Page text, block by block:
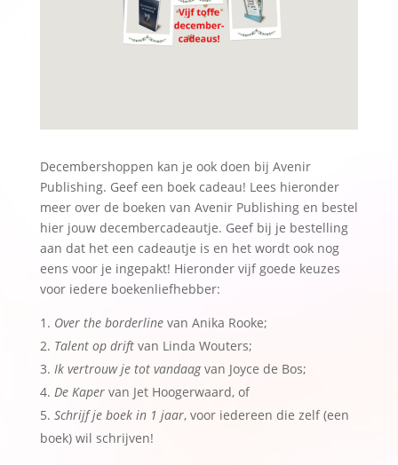
Decembershoppen kan je ook doen bij Avenir
Publishing. Geef een boek cadeau! Lees hieronder
meer over de boeken van Avenir Publishing en bestel
hier jouw decembercadeautje. Geef bij je bestelling
aan dat het een cadeautje is en het wordt ook nog
eens voor je ingepakt! Hieronder vijf goede keuzes
voor iedere boekenliefhebber:
Over the borderlinevan Anika Rooke;
Talent op driftvan Linda Wouters;
Ik vertrouw je tot vandaagvan Joyce de Bos;
De Kapervan Jet Hoogerwaard, of
Schrijf je boek in 1 jaar, voor iedereen die zelf (een
boek) wil schrijven!